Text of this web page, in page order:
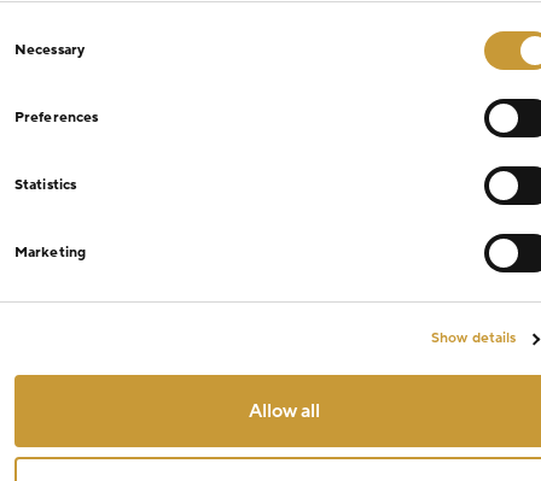
Selection
Necessary
Preferences
Statistics
Marketing
Show details
Allow all